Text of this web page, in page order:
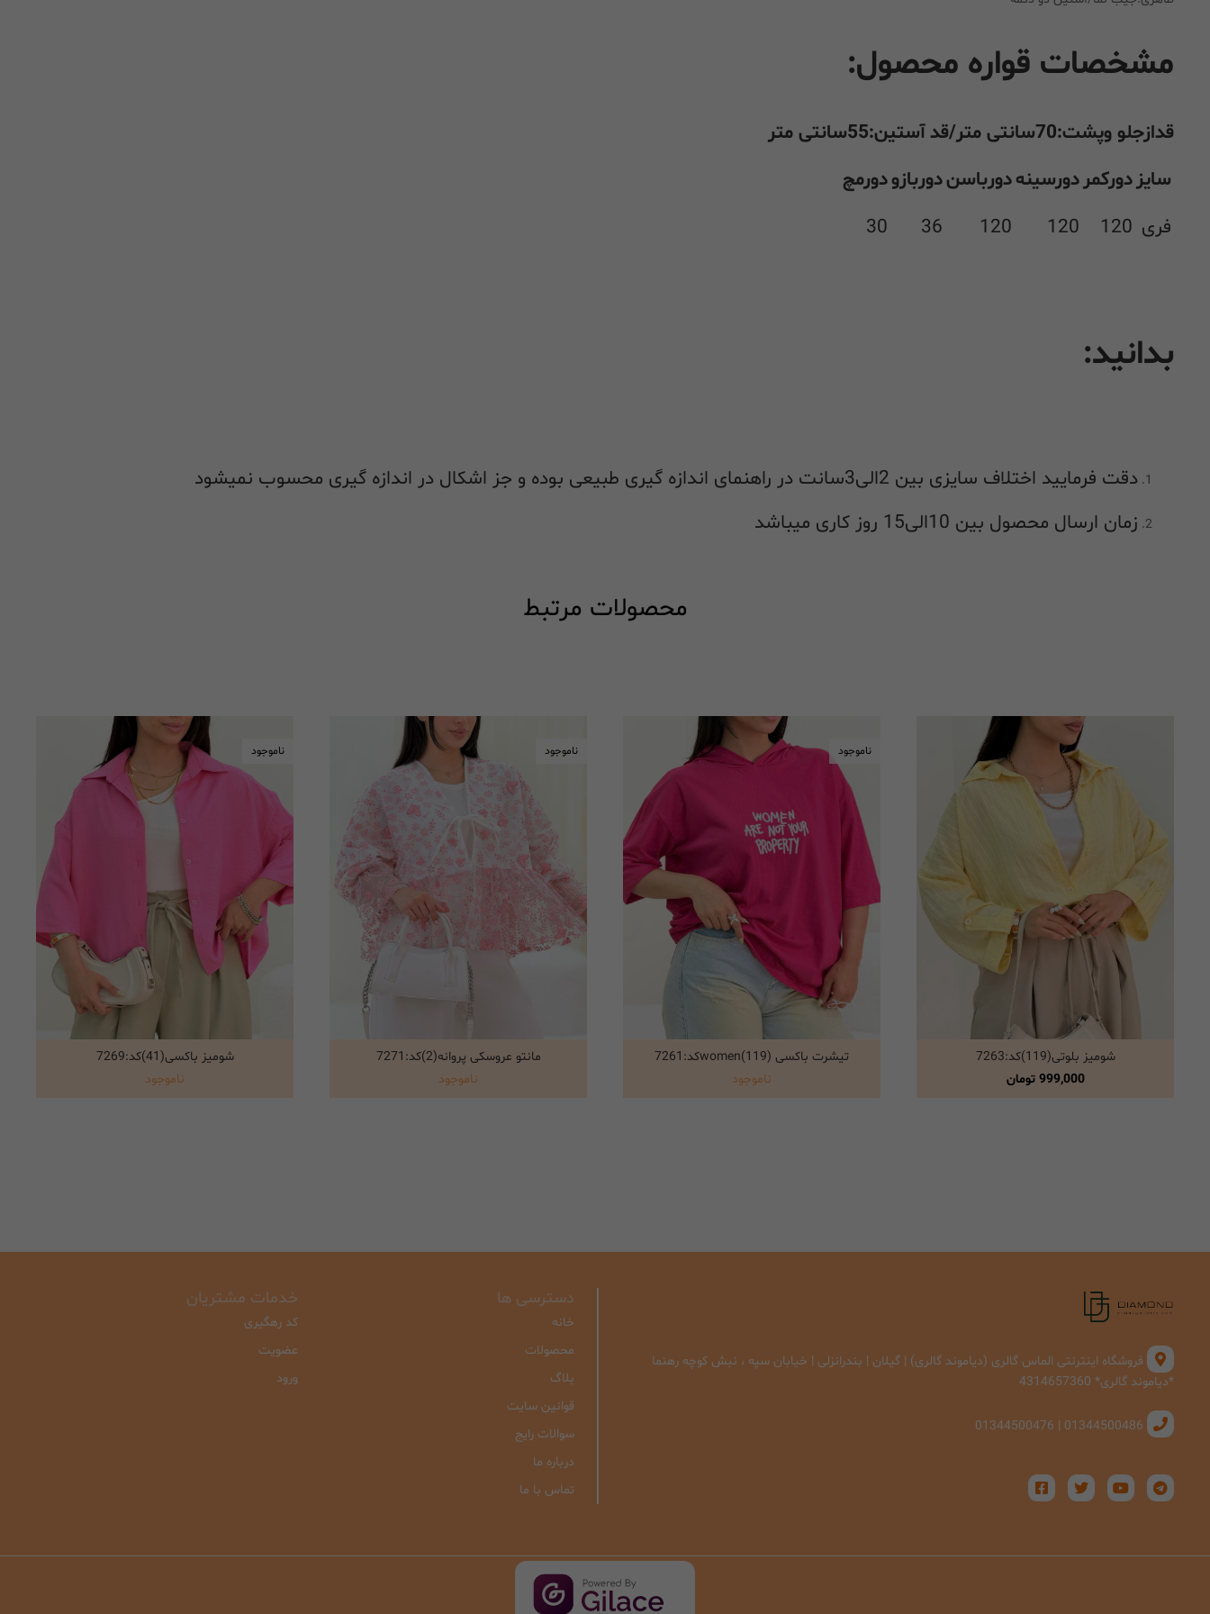
مشخصات قواره محصول:
قدازجلو وپشت:70سانتی متر/قد آستین:55سانتی متر
سایزدورکمردورسینهدورباسندوربازودورمچ
فری 120
120
120
36
30
بدانید:
دقت فرمایید اختلاف سایزی بین 2الی3سانت در راهنمای اندازه گیری طبیعی بوده و جز اشکال در اندازه گیری محسوب نمیشود
زمان ارسال محصول بین 10الی15 روز کاری میباشد
محصولات مرتبط
انتخاب گزینه ها
شومیز بلوتی(119)کد:7263
999,000 تومان
ناموجود
انتخاب گزینه هاتیشرت باکسی women(119)کد:7261
ناموجود
ناموجود
انتخاب گزینه ها
مانتو عروسکی پروانه(2)کد:7271
ناموجود
ناموجود
انتخاب گزینه ها
شومیز باکسی(41)کد:7269
ناموجود
فروشگاه اینترنتی الماس گالری (دیاموند گالری) | گیلان | بندرانزلی | خیابان سپه ، نبش کوچه رهنما
*دیاموند گالری* 4314657360
01344500486 | 01344500476
دسترسی ها
خانه
محصولات
بلاگ
قوانین سایت
سوالات رایج
درباره ما
تماس با ما
خدمات مشتریان
کد رهگیری
عضویت
ورود